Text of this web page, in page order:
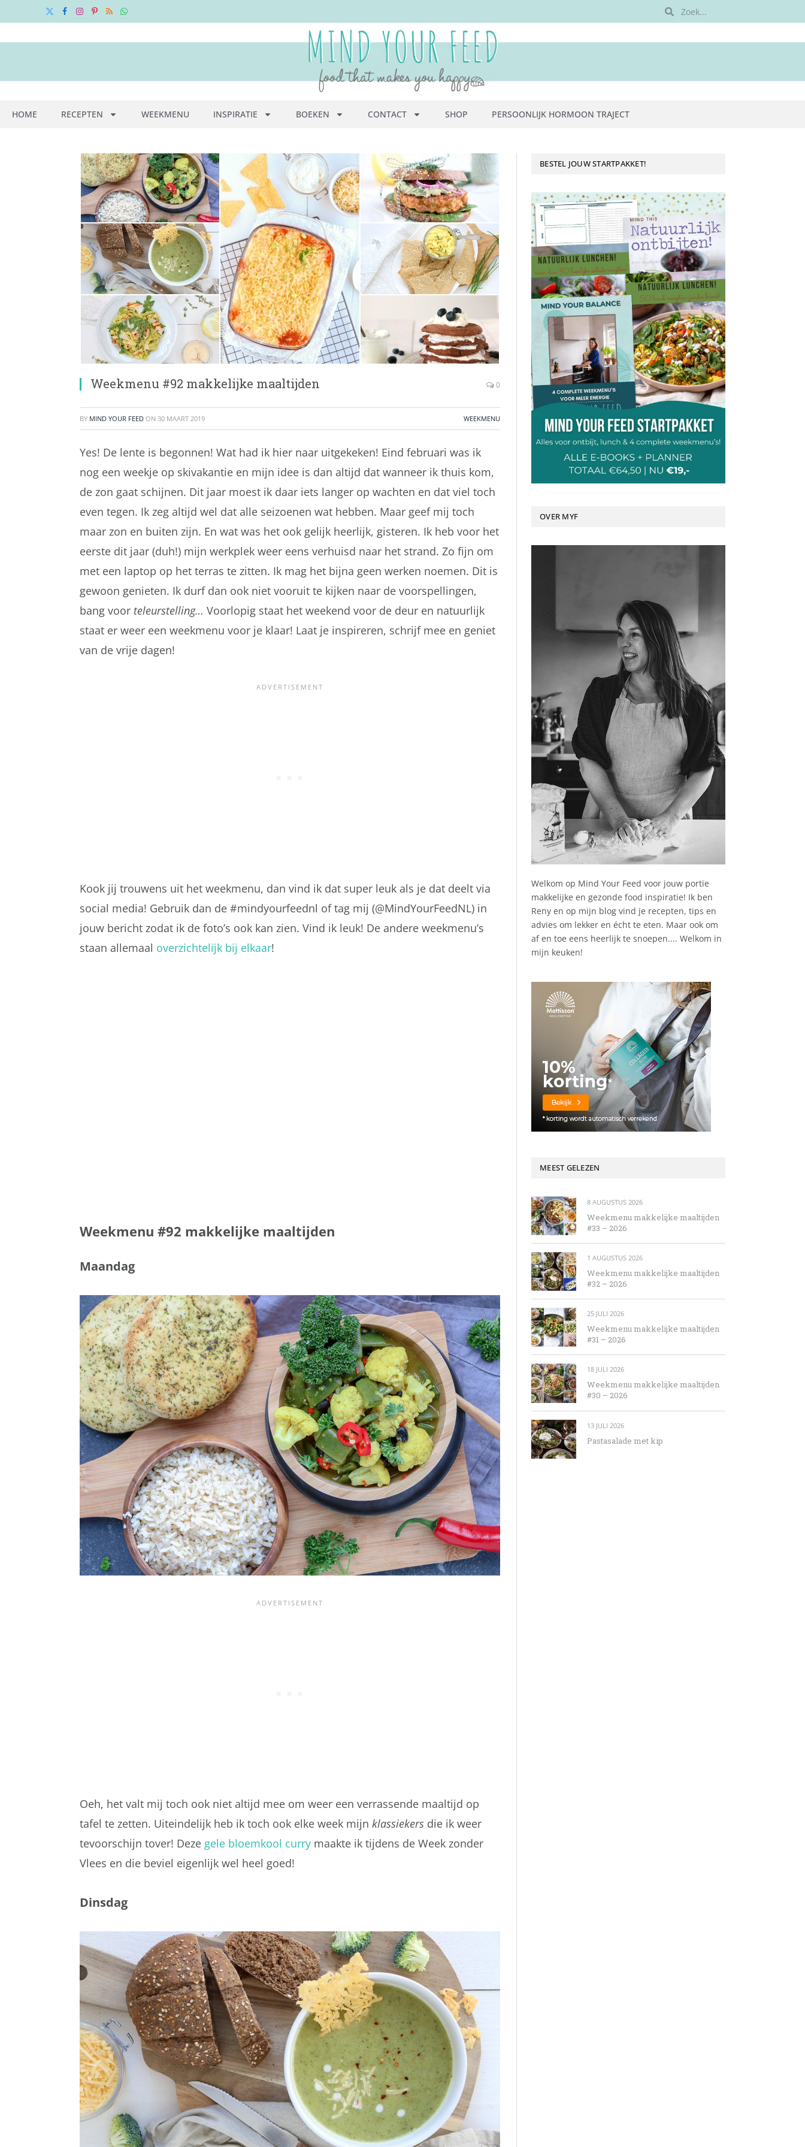
X
FacebookInstagram
Pinterest
RSSWhatsApp
HOME RECEPTEN WEEKMENU INSPIRATIE BOEKEN CONTACT SHOP PERSOONLIJK HORMOON TRAJECT
Weekmenu #92 makkelijke maaltijden 0
BY MIND YOUR FEED ON 30 MAART 2019 WEEKMENU
Yes! De lente is begonnen! Wat had ik hier naar uitgekeken! Eind februari was ik
nog een weekje op skivakantie en mijn idee is dan altijd dat wanneer ik thuis kom,
de zon gaat schijnen. Dit jaar moest ik daar iets langer op wachten en dat viel toch
even tegen. Ik zeg altijd wel dat alle seizoenen wat hebben. Maar geef mij toch
maar zon en buiten zijn. En wat was het ook gelijk heerlijk, gisteren. Ik heb voor het
eerste dit jaar (duh!) mijn werkplek weer eens verhuisd naar het strand. Zo fijn om
met een laptop op het terras te zitten. Ik mag het bijna geen werken noemen. Dit is
gewoon genieten. Ik durf dan ook niet vooruit te kijken naar de voorspellingen,
bang voor teleurstelling… Voorlopig staat het weekend voor de deur en natuurlijk
staat er weer een weekmenu voor je klaar! Laat je inspireren, schrijf mee en geniet
van de vrije dagen!
Kook jij trouwens uit het weekmenu, dan vind ik dat super leuk als je dat deelt via
social media! Gebruik dan de #mindyourfeednl of tag mij (@MindYourFeedNL) in
jouw bericht zodat ik de foto’s ook kan zien. Vind ik leuk! De andere weekmenu’s
staan allemaal overzichtelijk bij elkaar!
Weekmenu #92 makkelijke maaltijden
Maandag
Oeh, het valt mij toch ook niet altijd mee om weer een verrassende maaltijd op
tafel te zetten. Uiteindelijk heb ik toch ook elke week mijn klassiekers die ik weer
tevoorschijn tover! Deze gele bloemkool curry maakte ik tijdens de Week zonder
Vlees en die beviel eigenlijk wel heel goed!
Dinsdag
BESTEL JOUW STARTPAKKET!
OVER MYF
Welkom op Mind Your Feed voor jouw portie
makkelijke en gezonde food inspiratie! Ik ben
Reny en op mijn blog vind je recepten, tips en
advies om lekker en écht te eten. Maar ook om
af en toe eens heerlijk te snoepen.... Welkom in
mijn keuken!
MEEST GELEZEN
8 AUGUSTUS 2026
Weekmenu makkelijke maaltijden
#33 – 2026
1 AUGUSTUS 2026
Weekmenu makkelijke maaltijden
#32 – 2026
25 JULI 2026
Weekmenu makkelijke maaltijden
#31 – 2026
18 JULI 2026
Weekmenu makkelijke maaltijden
#30 – 2026
13 JULI 2026
Pastasalade met kip